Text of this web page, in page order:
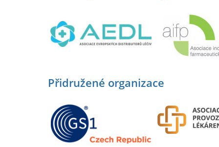
Přidružené organizace